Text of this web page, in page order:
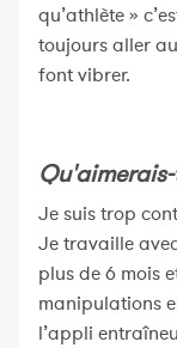
qu’athlète »
toujours aller
font vibrer.
Je suis trop
Je travaille
plus de 6 mois
manipulations
l’appli